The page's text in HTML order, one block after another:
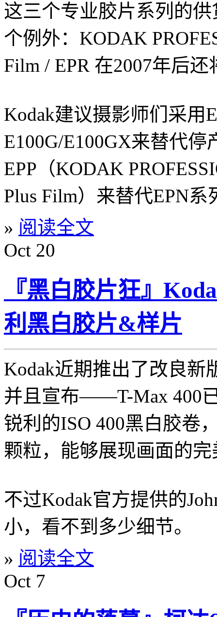
这三个专业胶片系列的
个例外：KODAK
Film / EPR 在2007年后
Kodak建议摄影师们采用
E100G/E100GX来替代停
EPP（KODAK
Plus Film）来替代EPN系
» 阅读全文
Oct 20
『黑白胶片狂』
利黑白胶片&样片
Kodak近期推出了改良新
并且宣布——T-Max 400
锐利的ISO 400黑白胶卷
颗粒，能够展现画面的
不过Kodak官方提供的
小，看不到多少细节。
» 阅读全文
Oct 7